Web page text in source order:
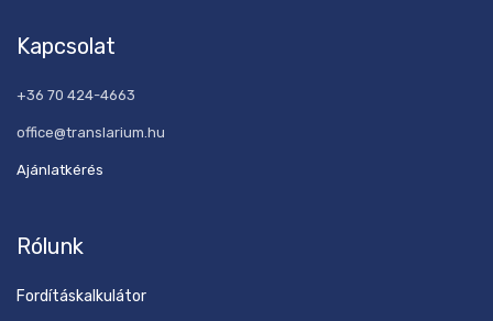
Kapcsolat
+36 70 424-4663
office@translarium.hu
Ajánlatkérés
Rólunk
Fordításkalkulátor